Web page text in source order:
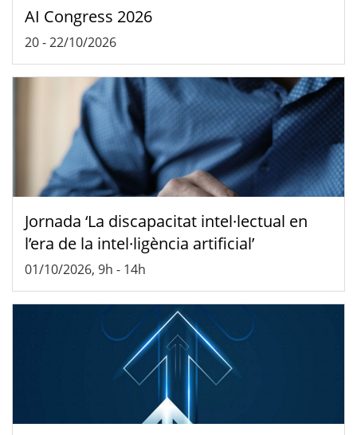
AI Congress 2026
20-22/10/2026
Jornada ‘La discapacitat intel·lectual en
l’era de la intel·ligència artificial’
01/10/2026, 9h - 14h